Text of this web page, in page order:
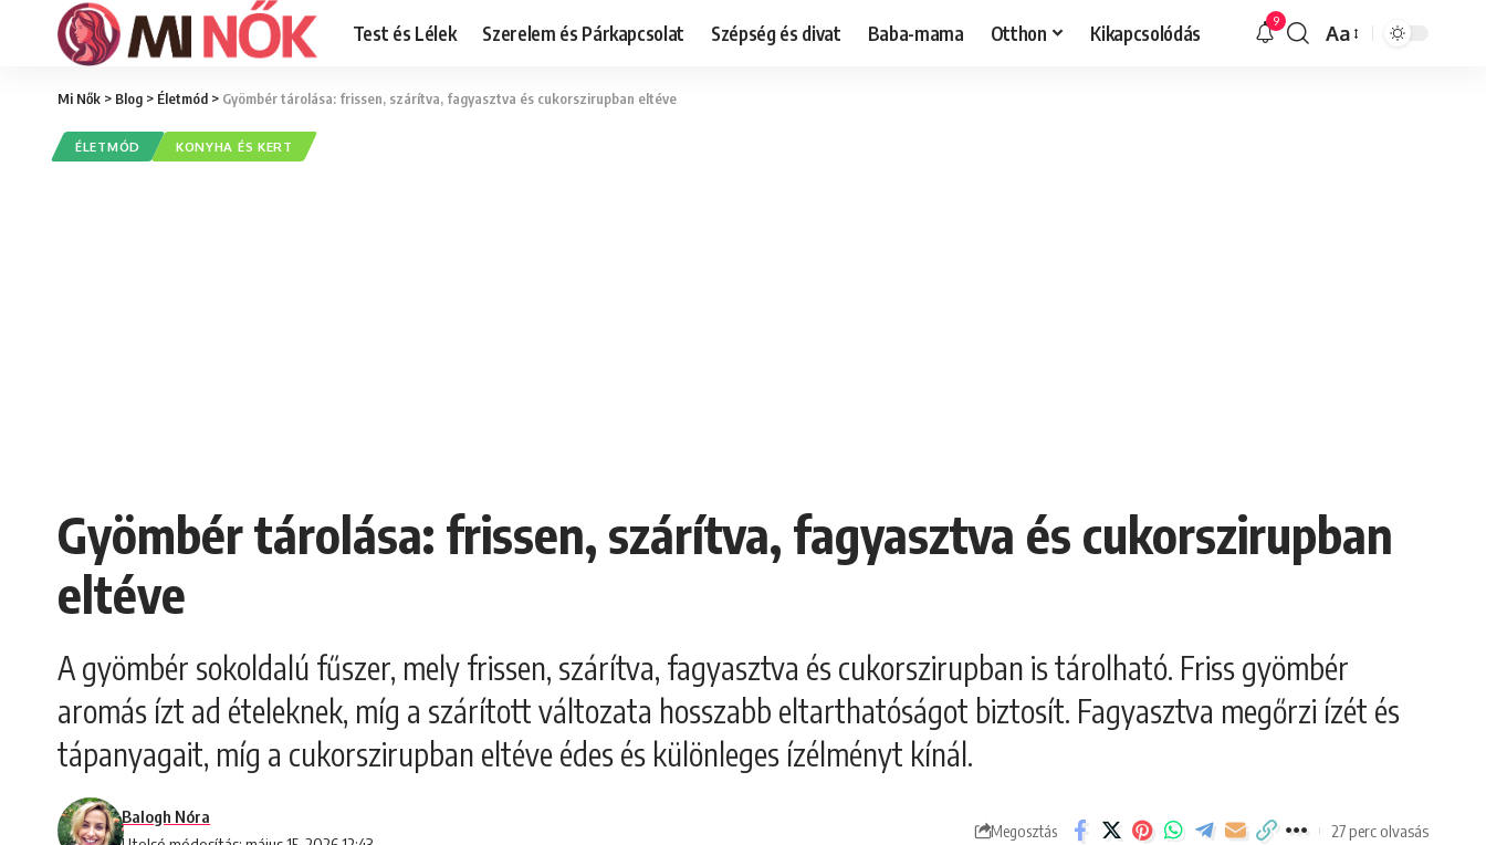
Test és Lélek Szerelem és Párkapcsolat Szépség és divat Baba-mama Otthon Kikapcsolódás 9
Font
Aa
Mi Nők > Blog > Életmód > Gyömbér tárolása: frissen, szárítva, fagyasztva és cukorszirupban eltéve
ÉLETMÓD KONYHA ÉS KERT
Gyömbér tárolása: frissen, szárítva, fagyasztva és cukorszirupban
eltéve
A gyömbér sokoldalú fűszer, mely frissen, szárítva, fagyasztva és cukorszirupban is tárolható. Friss gyömbér
aromás ízt ad ételeknek, míg a szárított változata hosszabb eltarthatóságot biztosít. Fagyasztva megőrzi ízét és
tápanyagait, míg a cukorszirupban eltéve édes és különleges ízélményt kínál.
Balogh Nóra
Megosztás 27 perc olvasás